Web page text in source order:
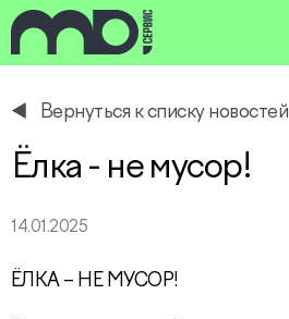
service@miservice.ru
Вернуться к списку новостей
Ёлка - не мусор!
14.01.2025
ЁЛКА – НЕ МУСОР!